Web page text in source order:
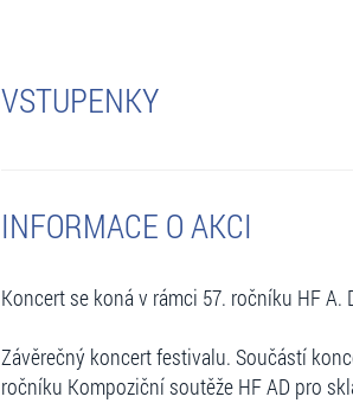
VSTUPENKY
INFORMACE O AKCI
Koncert se koná v rámci 57. ročníku HF A.
Závěrečný koncert festivalu. Součástí
ročníku Kompoziční soutěže HF AD pro